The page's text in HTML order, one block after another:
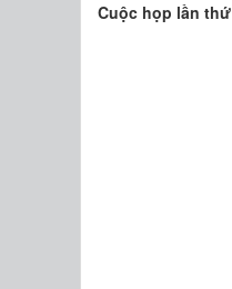
Cuộc họp lần thứ